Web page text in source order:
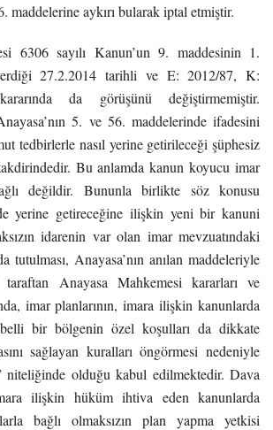
maddelerine aykırı bularak iptal etmiştir.
6306 sayılı Kanun’un 9. maddesinin 1.
27.2.2014 tarihli ve E: 2012/87, K:
da görüşünü değiştirmemiştir.
5. ve 56. maddelerinde ifadesini
tedbirlerle nasıl yerine getirileceği şüphesiz
Bu anlamda kanun koyucu imar
değildir. Bununla birlikte söz konusu
yerine getireceğine ilişkin yeni bir kanuni
idarenin var olan imar mevzuatındaki
tutulması, Anayasa’nın anılan maddeleriyle
Anayasa Mahkemesi kararları ve
imar planlarının, imara ilişkin kanunlarda
bir bölgenin özel koşulları da dikkate
sağlayan kuralları öngörmesi nedeniyle
niteliğinde olduğu kabul edilmektedir. Dava
ilişkin hüküm ihtiva eden kanunlarda
bağlı olmaksızın plan yapma yetkisi